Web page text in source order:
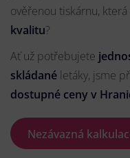
ověřenou tiskárnu,
kvalitu?
Ať už potřebujete
skládané letáky, jsme
dostupné ceny v
Nezávazná